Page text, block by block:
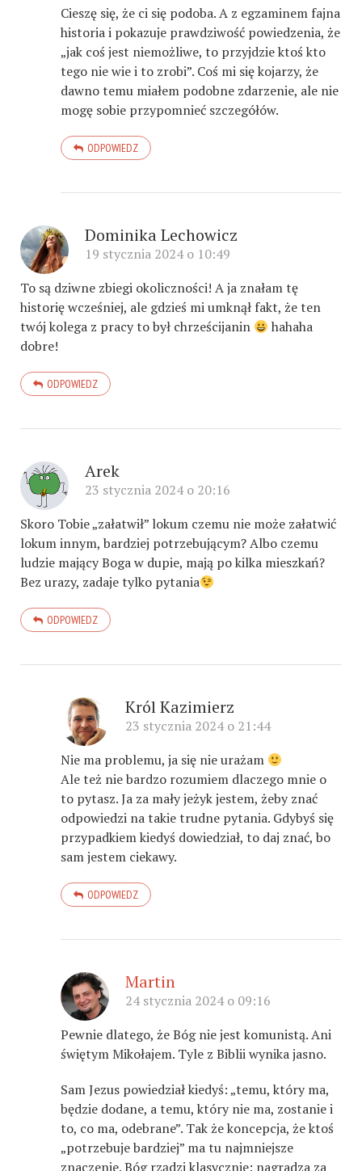
Cieszę się, że ci się podoba. A z egzaminem fajna
historia i pokazuje prawdziwość powiedzenia, że
„jak coś jest niemożliwe, to przyjdzie ktoś kto
tego nie wie i to zrobi”. Coś mi się kojarzy, że
dawno temu miałem podobne zdarzenie, ale nie
mogę sobie przypomnieć szczegółów.
ODPOWIEDZ
Dominika Lechowicz
19 stycznia 2024 o 10:49
To są dziwne zbiegi okoliczności! A ja znałam tę
historię wcześniej, ale gdzieś mi umknął fakt, że ten
twój kolega z pracy to był chrześcijanin
hahaha
dobre!
ODPOWIEDZ
Arek
23 stycznia 2024 o 20:16
Skoro Tobie „załatwił” lokum czemu nie może załatwić
lokum innym, bardziej potrzebującym? Albo czemu
ludzie mający Boga w dupie, mają po kilka mieszkań?
Bez urazy, zadaje tylko pytania
ODPOWIEDZ
Król Kazimierz
23 stycznia 2024 o 21:44
Nie ma problemu, ja się nie urażam
Ale też nie bardzo rozumiem dlaczego mnie o
to pytasz. Ja za mały jeżyk jestem, żeby znać
odpowiedzi na takie trudne pytania. Gdybyś się
przypadkiem kiedyś dowiedział, to daj znać, bo
sam jestem ciekawy.
ODPOWIEDZ
Martin
24 stycznia 2024 o 09:16
Pewnie dlatego, że Bóg nie jest komunistą. Ani
świętym Mikołajem. Tyle z Biblii wynika jasno.
Sam Jezus powiedział kiedyś: „temu, który ma,
będzie dodane, a temu, który nie ma, zostanie i
to, co ma, odebrane”. Tak że koncepcja, że ktoś
„potrzebuje bardziej” ma tu najmniejsze
znaczenie. Bóg rządzi klasycznie: nagradza za